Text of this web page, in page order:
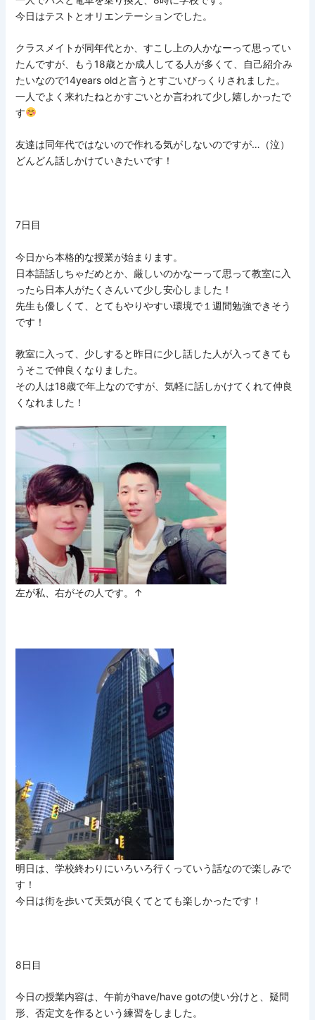
今日はテストとオリエンテーションでした。
クラスメイトが同年代とか、すこし上の人かなーって思ってい
たんですが、もう18歳とか成人してる人が多くて、自己紹介み
たいなので14years oldと言うとすごいびっくりされました。
一人でよく来れたねとかすごいとか言われて少し嬉しかったで
す
友達は同年代ではないので作れる気がしないのですが…（泣）
どんどん話しかけていきたいです！
7日目
今日から本格的な授業が始まります。
日本語話しちゃだめとか、厳しいのかなーって思って教室に入
ったら日本人がたくさんいて少し安心しました！
先生も優しくて、とてもやりやすい環境で１週間勉強できそう
です！
教室に入って、少しすると昨日に少し話した人が入ってきても
うそこで仲良くなりました。
その人は18歳で年上なのですが、気軽に話しかけてくれて仲良
くなれました！
左が私、右がその人です。↑
明日は、学校終わりにいろいろ行くっていう話なので楽しみで
す！
今日は街を歩いて天気が良くてとても楽しかったです！
8日目
今日の授業内容は、午前がhave/have gotの使い分けと、疑問
形、否定文を作るという練習をしました。